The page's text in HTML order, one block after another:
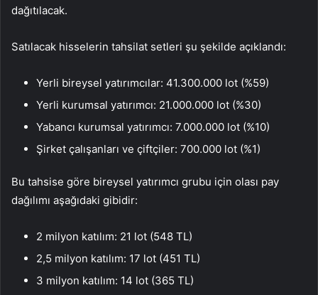
dağıtılacak.
Satılacak hisselerin tahsilat setleri şu şekilde açıklandı:
Yerli bireysel yatırımcılar: 41.300.000 lot (%59)
Yerli kurumsal yatırımcı: 21.000.000 lot (%30)
Yabancı kurumsal yatırımcı: 7.000.000 lot (%10)
Şirket çalışanları ve çiftçiler: 700.000 lot (%1)
Bu tahsise göre bireysel yatırımcı grubu için olası pay
dağılımı aşağıdaki gibidir:
2 milyon katılım: 21 lot (548 TL)
2,5 milyon katılım: 17 lot (451 TL)
3 milyon katılım: 14 lot (365 TL)